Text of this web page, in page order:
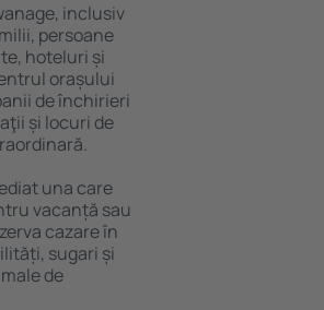
inclusiv
persoane
hoteluri și
orașului
de închirieri
și locuri de
una care
vacanță sau
cazare în
sugari și
de